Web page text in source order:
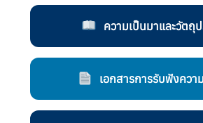
ความเป็นมาและวัตถุ
เอกสารการรับฟังควา